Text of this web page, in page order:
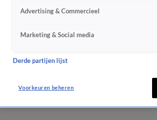
Advertising & Commercieel
Marketing & Social media
Derde partijen lijst
Voorkeuren beheren